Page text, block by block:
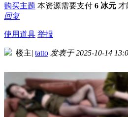
购买主题 本资源需要支付 6 冰元 才
回复
使用道具 举报
楼主| tatto 发表于 2025-10-14